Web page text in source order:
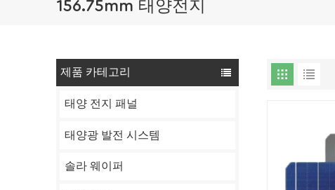
156.75mm 태양전지
제품 카테고리
태양 전지 패널
태양광 발전 시스템
솔라 웨이퍼